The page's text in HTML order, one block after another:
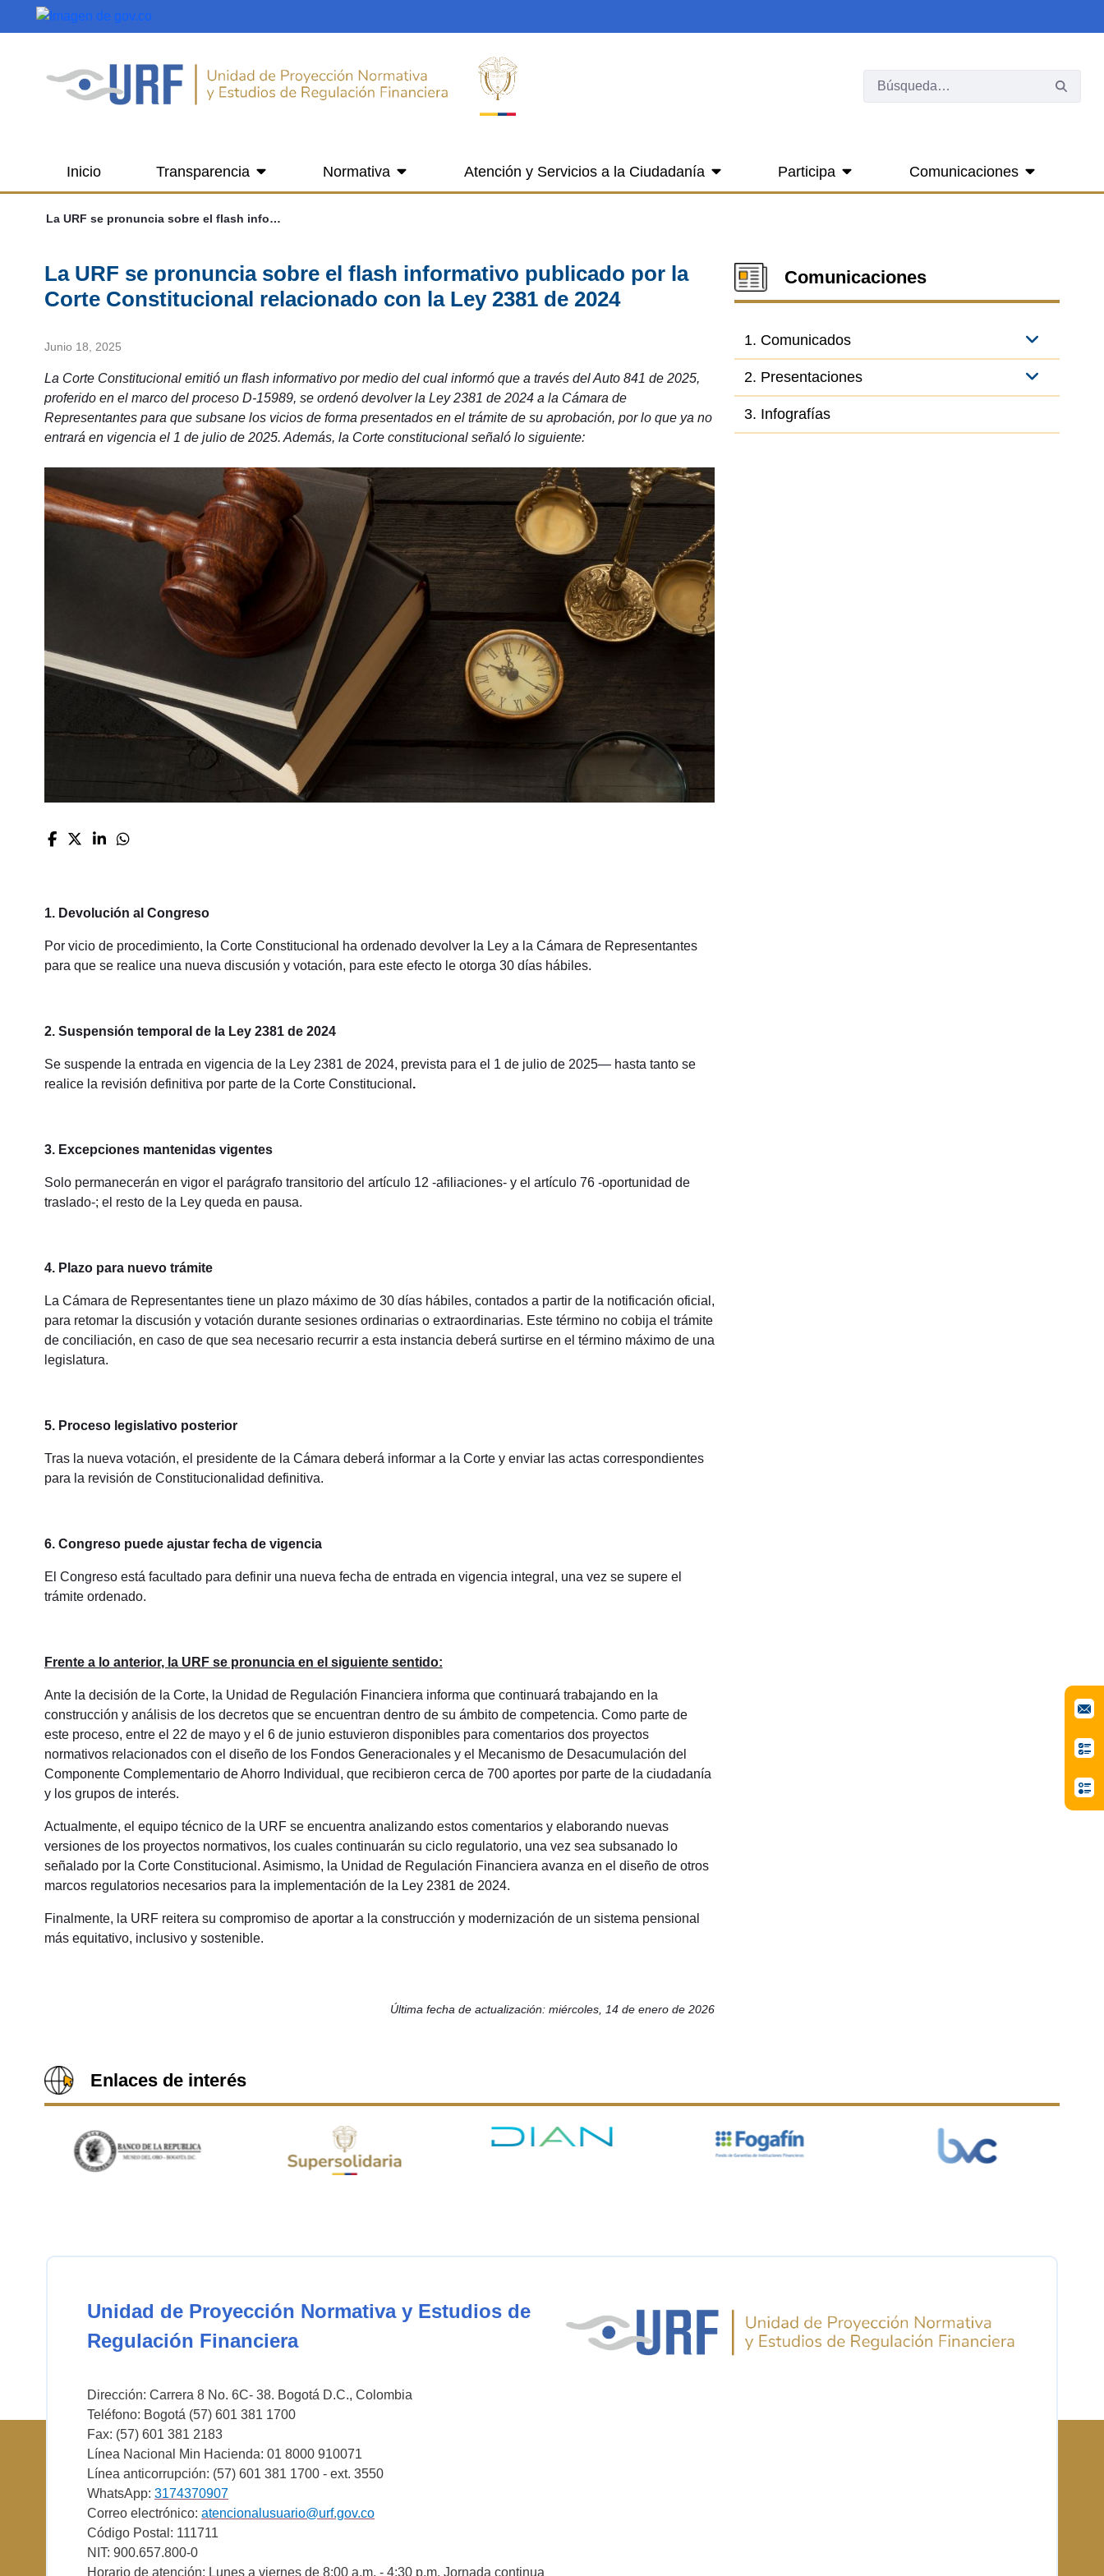
Saltar al contenido principal
Inicio Transparencia Normativa Atención y Servicios a la Ciudadanía Participa Comunicaciones
La URF se pronuncia sobre el flash informativo publicado por la Corte Constitucional relacionado con la Ley 2381 de 2024
La URF se pronuncia sobre el flash informativo publicado por la
Corte Constitucional relacionado con la Ley 2381 de 2024
Junio 18, 2025
La Corte Constitucional emitió un flash informativo por medio del cual informó que a través del Auto 841 de 2025,
proferido en el marco del proceso D-15989, se ordenó devolver la Ley 2381 de 2024 a la Cámara de
Representantes para que subsane los vicios de forma presentados en el trámite de su aprobación, por lo que ya no
entrará en vigencia el 1 de julio de 2025. Además, la Corte constitucional señaló lo siguiente:
1. Devolución al Congreso
Por vicio de procedimiento, la Corte Constitucional ha ordenado devolver la Ley a la Cámara de Representantes
para que se realice una nueva discusión y votación, para este efecto le otorga 30 días hábiles.
2. Suspensión temporal de la Ley 2381 de 2024
Se suspende la entrada en vigencia de la Ley 2381 de 2024, prevista para el 1 de julio de 2025— hasta tanto se
realice la revisión definitiva por parte de la Corte Constitucional .
3. Excepciones mantenidas vigentes
Solo permanecerán en vigor el parágrafo transitorio del artículo 12 -afiliaciones- y el artículo 76 -oportunidad de
traslado-; el resto de la Ley queda en pausa.
4. Plazo para nuevo trámite
La Cámara de Representantes tiene un plazo máximo de 30 días hábiles, contados a partir de la notificación oficial,
para retomar la discusión y votación durante sesiones ordinarias o extraordinarias. Este término no cobija el trámite
de conciliación, en caso de que sea necesario recurrir a esta instancia deberá surtirse en el término máximo de una
legislatura.
5. Proceso legislativo posterior
Tras la nueva votación, el presidente de la Cámara deberá informar a la Corte y enviar las actas correspondientes
para la revisión de Constitucionalidad definitiva.
6. Congreso puede ajustar fecha de vigencia
El Congreso está facultado para definir una nueva fecha de entrada en vigencia integral, una vez se supere el
trámite ordenado.
Frente a lo anterior, la URF se pronuncia en el siguiente sentido:
Ante la decisión de la Corte, la Unidad de Regulación Financiera informa que continuará trabajando en la
construcción y análisis de los decretos que se encuentran dentro de su ámbito de competencia. Como parte de
este proceso, entre el 22 de mayo y el 6 de junio estuvieron disponibles para comentarios dos proyectos
normativos relacionados con el diseño de los Fondos Generacionales y el Mecanismo de Desacumulación del
Componente Complementario de Ahorro Individual, que recibieron cerca de 700 aportes por parte de la ciudadanía
y los grupos de interés.
Actualmente, el equipo técnico de la URF se encuentra analizando estos comentarios y elaborando nuevas
versiones de los proyectos normativos, los cuales continuarán su ciclo regulatorio, una vez sea subsanado lo
señalado por la Corte Constitucional. Asimismo, la Unidad de Regulación Financiera avanza en el diseño de otros
marcos regulatorios necesarios para la implementación de la Ley 2381 de 2024.
Finalmente, la URF reitera su compromiso de aportar a la construcción y modernización de un sistema pensional
más equitativo, inclusivo y sostenible.
Última fecha de actualización: miércoles, 14 de enero de 2026
Comunicaciones
1. Comunicados
2. Presentaciones
3. Infografías
Enlaces de interés
Unidad de Proyección Normativa y Estudios de
Regulación Financiera
Dirección: Carrera 8 No. 6C- 38. Bogotá D.C., Colombia
Teléfono: Bogotá (57) 601 381 1700
Fax: (57) 601 381 2183
Línea Nacional Min Hacienda: 01 8000 910071
Línea anticorrupción: (57) 601 381 1700 - ext. 3550
WhatsApp: 3174370907
Correo electrónico: atencionalusuario@urf.gov.co
Código Postal: 111711
NIT: 900.657.800-0
Horario de atención: Lunes a viernes de 8:00 a.m. - 4:30 p.m. Jornada continua